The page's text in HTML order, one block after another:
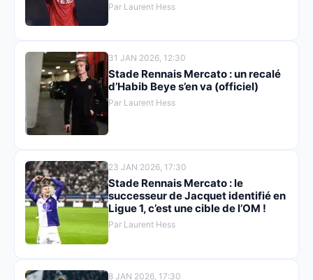
Par Laurent Hess
31 JAN 2026, 12:30
Stade Rennais Mercato : un recalé
d’Habib Beye s’en va (officiel)
Par Laurent Hess
23 JAN 2026, 17:30
Stade Rennais Mercato : le
successeur de Jacquet identifié en
Ligue 1, c’est une cible de l’OM !
Par Laurent Hess
8 JAN 2026, 17:30